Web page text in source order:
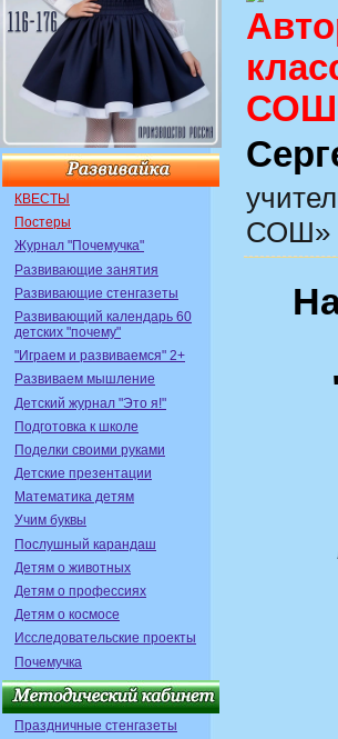
КВЕСТЫ
Постеры
Журнал "Почемучка"
Развивающие занятия
Развивающие стенгазеты
Развивающий календарь 60
детских "почему"
"Играем и развиваемся" 2+
Развиваем мышление
Детский журнал "Это я!"
Подготовка к школе
Поделки своими руками
Детские презентации
Математика детям
Учим буквы
Послушный карандаш
Детям о животных
Детям о профессиях
Детям о космосе
Исследовательские проекты
Почемучка
Праздничные стенгазеты
СОШ»